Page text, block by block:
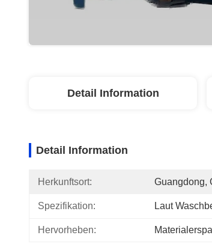
Detail Information
Detail Information
Herkunftsort: Guangdong,
Spezifikation: Laut
Hervorheben: